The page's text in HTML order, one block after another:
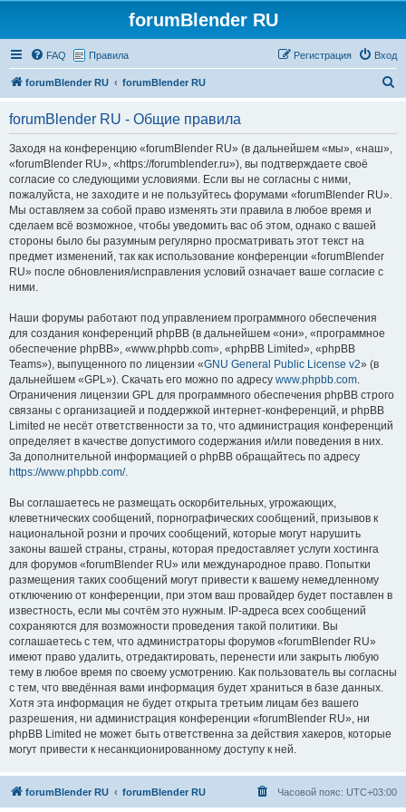
forumBlender RU
FAQ Правила Вход
Регистрация
forumBlender RU forumBlender RU
forumBlender RU - Общие правила
Заходя на конференцию «forumBlender RU» (в дальнейшем «мы», «наш»,
«forumBlender RU», «https://forumblender.ru»), вы подтверждаете своё
согласие со следующими условиями. Если вы не согласны с ними,
пожалуйста, не заходите и не пользуйтесь форумами «forumBlender RU».
Мы оставляем за собой право изменять эти правила в любое время и
сделаем всё возможное, чтобы уведомить вас об этом, однако с вашей
стороны было бы разумным регулярно просматривать этот текст на
предмет изменений, так как использование конференции «forumBlender
RU» после обновления/исправления условий означает ваше согласие с
ними.
Наши форумы работают под управлением программного обеспечения
для создания конференций phpBB (в дальнейшем «они», «программное
обеспечение phpBB», «www.phpbb.com», «phpBB Limited», «phpBB
Teams»), выпущенного по лицензии «GNU General Public License v2» (в
дальнейшем «GPL»). Скачать его можно по адресу www.phpbb.com.
Ограничения лицензии GPL для программного обеспечения phpBB строго
связаны с организацией и поддержкой интернет-конференций, и phpBB
Limited не несёт ответственности за то, что администрация конференций
определяет в качестве допустимого содержания и/или поведения в них.
За дополнительной информацией о phpBB обращайтесь по адресу
https://www.phpbb.com/.
Вы соглашаетесь не размещать оскорбительных, угрожающих,
клеветнических сообщений, порнографических сообщений, призывов к
национальной розни и прочих сообщений, которые могут нарушить
законы вашей страны, страны, которая предоставляет услуги хостинга
для форумов «forumBlender RU» или международное право. Попытки
размещения таких сообщений могут привести к вашему немедленному
отключению от конференции, при этом ваш провайдер будет поставлен в
известность, если мы сочтём это нужным. IP-адреса всех сообщений
сохраняются для возможности проведения такой политики. Вы
соглашаетесь с тем, что администраторы форумов «forumBlender RU»
имеют право удалить, отредактировать, перенести или закрыть любую
тему в любое время по своему усмотрению. Как пользователь вы согласны
с тем, что введённая вами информация будет храниться в базе данных.
Хотя эта информация не будет открыта третьим лицам без вашего
разрешения, ни администрация конференции «forumBlender RU», ни
phpBB Limited не может быть ответственна за действия хакеров, которые
могут привести к несанкционированному доступу к ней.
forumBlender RU forumBlender RU Часовой пояс: UTC+03:00